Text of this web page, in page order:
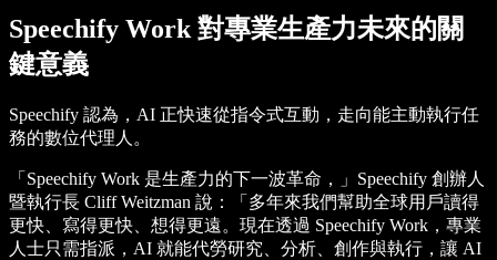
Speechify Work 對專業生產力未來的關
鍵意義
Speechify 認為，AI 正快速從指令式互動，走向能主動執行任
務的數位代理人。
「Speechify Work 是生產力的下一波革命，」Speechify 創辦人
暨執行長 Cliff Weitzman 說：「多年來我們幫助全球用戶讀得
更快、寫得更快、想得更遠。現在透過 Speechify Work，專業
人士只需指派，AI 就能代勞研究、分析、創作與執行，讓 AI